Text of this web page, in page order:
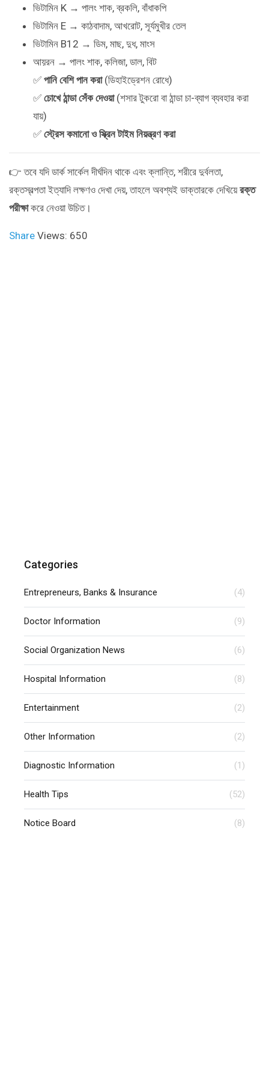
ভিটামিন K → পালং শাক, ব্রকলি, বাঁধাকপি
ভিটামিন E → কাঠবাদাম, আখরোট, সূর্যমুখীর তেল
ভিটামিন B12 → ডিম, মাছ, দুধ, মাংস
আয়রন → পালং শাক, কলিজা, ডাল, বিট
✅ পানি বেশি পান করা(ডিহাইড্রেশন রোধে)
✅ চোখে ঠান্ডা সেঁক দেওয়া(শসার টুকরো বা ঠান্ডা চা-ব্যাগ ব্যবহার করা
যায়)
✅ স্ট্রেস কমানো ও স্ক্রিন টাইম নিয়ন্ত্রণ করা
👉 তবে যদি ডার্ক সার্কেল দীর্ঘদিন থাকে এবং ক্লান্তি, শরীরে দুর্বলতা,
রক্তস্বল্পতা ইত্যাদি লক্ষণও দেখা দেয়, তাহলে অবশ্যই ডাক্তারকে দেখিয়েরক্ত
পরীক্ষাকরে নেওয়া উচিত।
Share Views: 650
Categories
Entrepreneurs, Banks & Insurance (4)
Doctor Information (9)
Social Organization News (6)
Hospital Information (8)
Entertainment (2)
Other Information (2)
Diagnostic Information (1)
Health Tips (52)
Notice Board (8)